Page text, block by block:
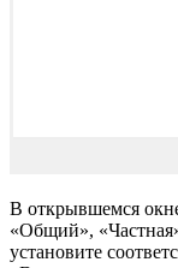
В открывшемся
«Общий»,
установите